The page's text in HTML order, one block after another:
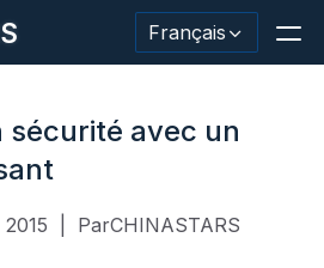
Français
sécurité avec un
ParCHINASTARS